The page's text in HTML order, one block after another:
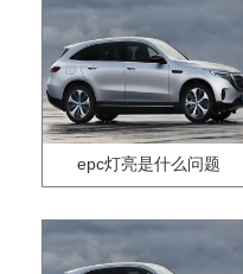
epc灯亮是什么问题